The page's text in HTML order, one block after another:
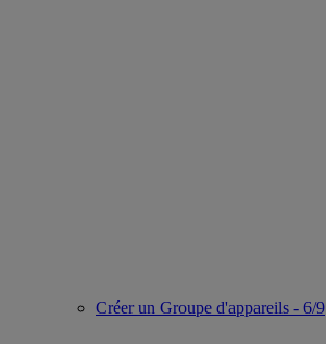
Créer un Groupe d'appareils - 6/9